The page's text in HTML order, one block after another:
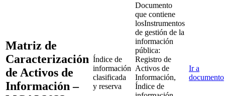
Matriz de
Caracterización
de Activos de
Información –
Índice de
información
clasificada
y reserva
Documento
que contiene
losInstrumentos
de gestión de la
información
pública:
Registro de
Activos de
Información,
Índice de
Ir a
documento